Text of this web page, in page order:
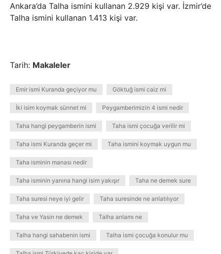
Ankara’da Talha ismini kullanan 2.929 kişi var. İzmir’de
Talha ismini kullanan 1.413 kişi var.
Tarih: Makaleler
Emir ismi Kuranda geçiyor mu Göktuğ ismi caiz mi
İki isim koymak sünnet mi Peygamberimizin 4 ismi nedir
Taha hangi peygamberin ismi Taha ismi çocuğa verilir mi
Taha ismi Kuranda geçer mi Taha ismini koymak uygun mu
Taha isminin manası nedir
Taha isminin yanına hangi isim yakışır Taha ne demek sure
Taha suresi neye iyi gelir Taha suresinde ne anlatılıyor
Taha ve Yasin ne demek Talha anlamı ne
Talha hangi sahabenin ismi Talha ismi çocuğa konulur mu